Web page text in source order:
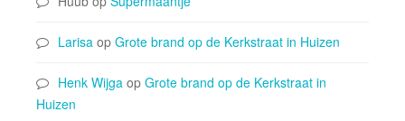
Larisa op Grote brand op de Kerkstraat in Huizen
Henk Wijga op Grote brand op de Kerkstraat in
Huizen